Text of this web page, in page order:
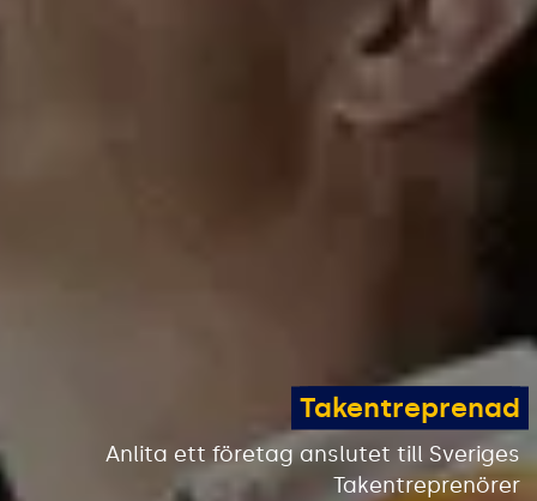
Takentreprenad
Anlita ett företag anslutet till Sveriges
Takentreprenörer